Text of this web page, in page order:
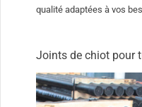
qualité adaptées à vos
Joints de chiot pour